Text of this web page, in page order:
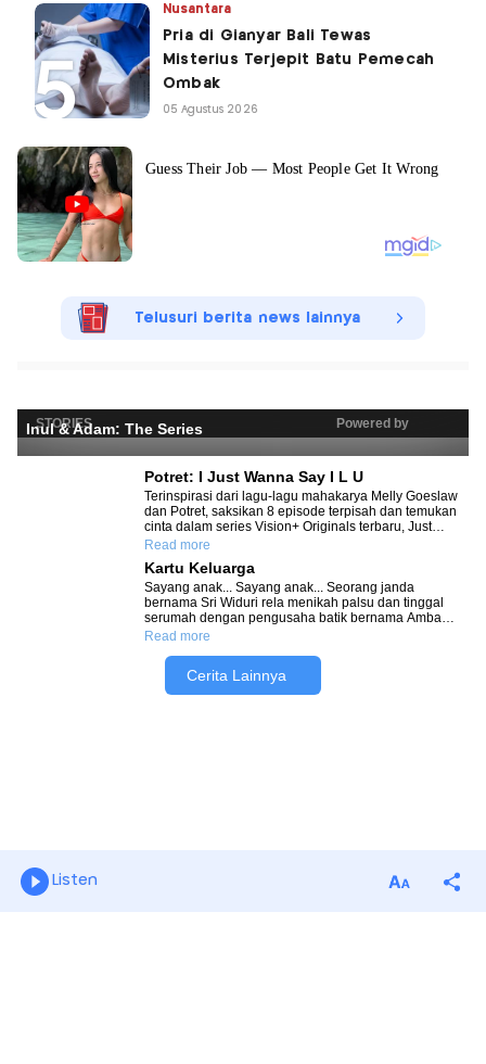
Nusantara
Pria di Gianyar Bali Tewas
Misterius Terjepit Batu Pemecah
Ombak
05 Agustus 2026
Telusuri berita news lainnya
Listen